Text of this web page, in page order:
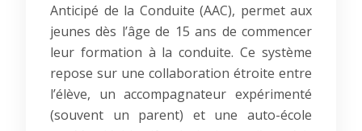
Anticipé de la Conduite (AAC), permet aux
jeunes dès l’âge de 15 ans de commencer
leur formation à la conduite. Ce système
repose sur une collaboration étroite entre
l’élève, un accompagnateur expérimenté
(souvent un parent) et une auto-école